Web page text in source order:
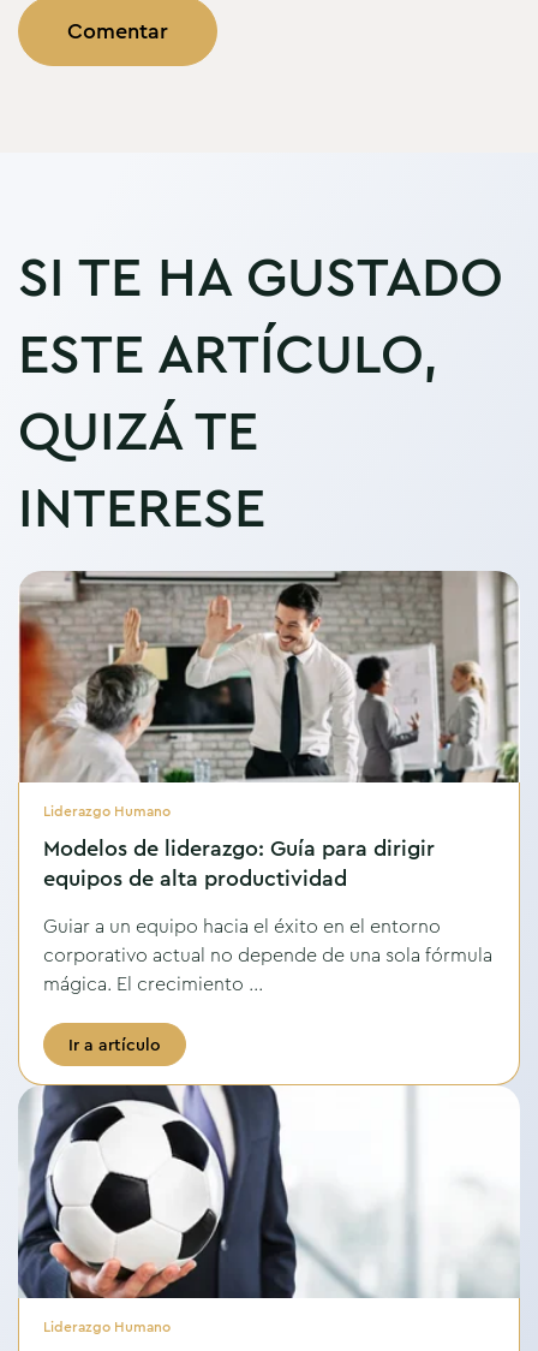
SI TE HA GUSTADO
ESTE ARTÍCULO,
QUIZÁ TE
INTERESE
Liderazgo Humano
Modelos de liderazgo: Guía para dirigir
equipos de alta productividad
Guiar a un equipo hacia el éxito en el entorno
corporativo actual no depende de una sola fórmula
mágica. El crecimiento ...
Ir a artículo
Liderazgo Humano